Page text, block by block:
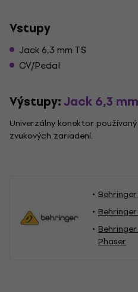
Vstupy
Jack 6,3 mm TS
CV/Pedal
Výstupy:Jack 6,3
Univerzálny konektor
zvukových zariadení.
Phaser